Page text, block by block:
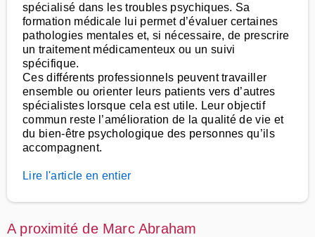
spécialisé dans les troubles psychiques. Sa
formation médicale lui permet d’évaluer certaines
pathologies mentales et, si nécessaire, de prescrire
un traitement médicamenteux ou un suivi
spécifique.
Ces différents professionnels peuvent travailler
ensemble ou orienter leurs patients vers d’autres
spécialistes lorsque cela est utile. Leur objectif
commun reste l’amélioration de la qualité de vie et
du bien-être psychologique des personnes qu’ils
accompagnent.
Lire l'article en entier
A proximité de Marc Abraham